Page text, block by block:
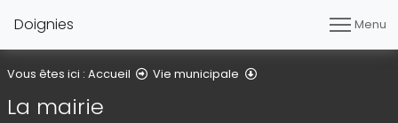
Doignies Menu
Vous êtes ici : Accueil Vie municipale
La mairie